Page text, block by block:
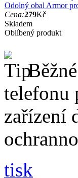
Odolný obal Armor
Cena:279Kč
Skladem
Oblíbený produkt
telefonu
zařízení
tisk